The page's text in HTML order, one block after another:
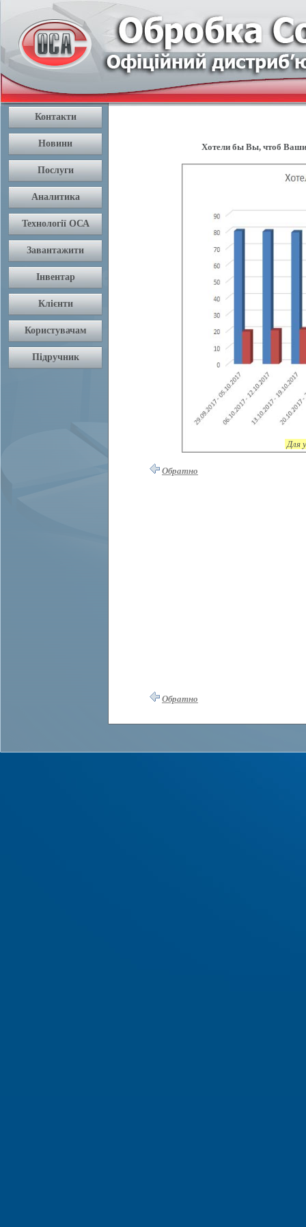
Хотели бы Вы, чтоб Ваши
Для
Обратно
Обратно